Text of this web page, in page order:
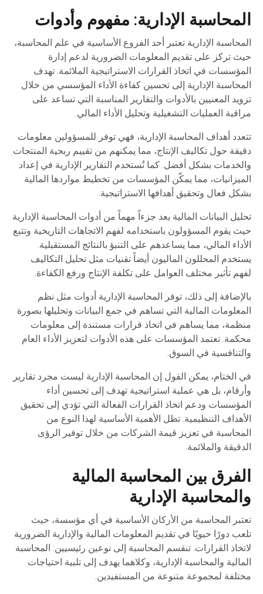
المحاسبة الإدارية: مفهوم وأدوات
المحاسبة الإدارية تعتبر أحد الفروع الأساسية في علم المحاسبة،
حيث تركز على تقديم المعلومات الضرورية لدعم إدارة
المؤسسات في اتخاذ القرارات الاستراتيجية الملائمة. تهدف
المحاسبة الإدارية إلى تحسين كفاءة الأداء المؤسسي من خلال
تزويد المعنيين بالأدوات والتقارير المناسبة التي تساعد على
مراقبة العمليات التشغيلية وتحليل الأداء المالي.
تتعدد أهداف المحاسبة الإدارية، فهي توفر للمسؤولين معلومات
دقيقة حول تكاليف الإنتاج، مما يمكنهم من تقييم ربحية المنتجات
والخدمات بشكل أفضل. كما تُستخدم التقارير الإدارية في إعداد
الميزانيات، مما يمكّن المؤسسات من تخطيط مواردها المالية
بشكل فعال وتحقيق أهدافها الاستراتيجية.
تحليل البيانات المالية يعد جزءاً مهماً من أدوات المحاسبة الإدارية
حيث يقوم المسؤولون باستخدامه لفهم الاتجاهات التاريخية وتتبع
الأداء المالي، مما يساعدهم على التنبؤ بالنتائج المستقبلية.
يستخدم المحللون الماليون أيضاً تقنيات مثل تحليل التكاليف
لفهم تأثير مختلف العوامل على تكلفة الإنتاج ورفع الكفاءة.
بالإضافة إلى ذلك، توفر المحاسبة الإدارية أدوات مثل نظم
المعلومات المالية التي تساهم في جمع البيانات وتحليلها بصورة
منظمة، مما يساهم في اتخاذ قرارات مستندة إلى معلومات
محكمة. تعتمد المؤسسات على هذه الأدوات لتعزيز الأداء العام
والتنافسية في السوق.
في الختام، يمكن القول إن المحاسبة الإدارية ليست مجرد تقارير
وأرقام، بل هي عملية استراتيجية تهدف إلى تحسين أداء
المؤسسات ودعم اتخاذ القرارات الفعالة التي تؤدي إلى تحقيق
الأهداف التنظيمية. تظل الأهمية الأساسية لهذا النوع من
المحاسبة في تعزيز قيمة الشركات من خلال توفير الرؤى
الدقيقة والملائمة.
الفرق بين المحاسبة المالية
والمحاسبة الإدارية
تعتبر المحاسبة من الأركان الأساسية في أي مؤسسة، حيث
تلعب دورًا حيويًا في تقديم المعلومات المالية والإدارية الضرورية
لاتخاذ القرارات. تنقسم المحاسبة إلى نوعين رئيسيين: المحاسبة
المالية والمحاسبة الإدارية، وكلاهما يهدف إلى تلبية احتياجات
مختلفة لمجموعة متنوعة من المستفيدين.